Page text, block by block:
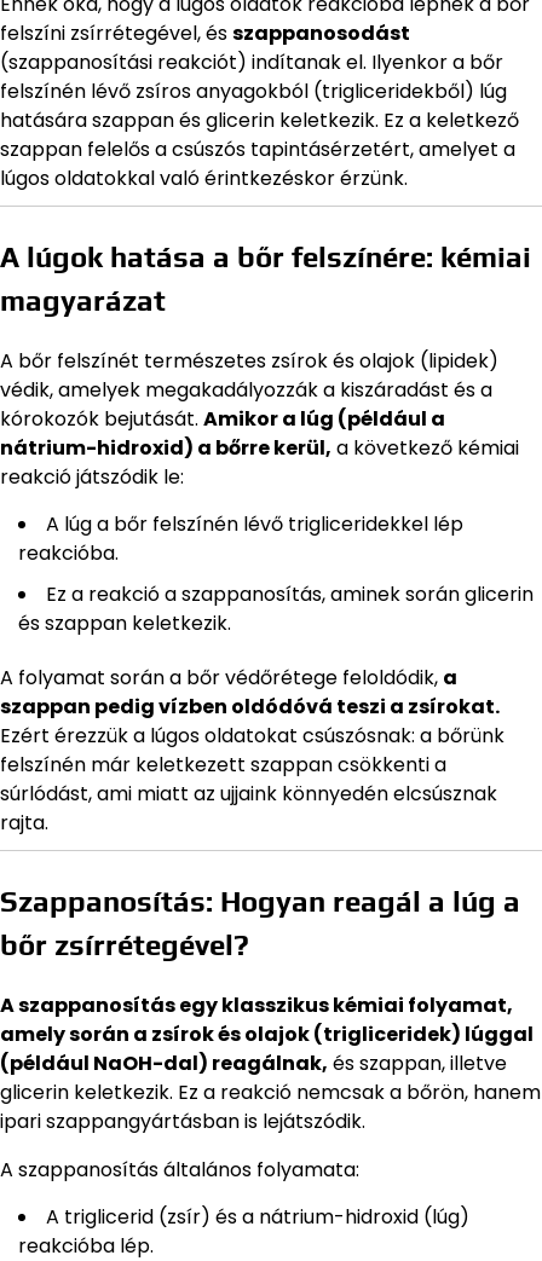
felszíni zsírrétegével, ésszappanosodást
(szappanosítási reakciót) indítanak el. Ilyenkor a bőr
felszínén lévő zsíros anyagokból (trigliceridekből) lúg
hatására szappan és glicerin keletkezik. Ez a keletkező
szappan felelős a csúszós tapintásérzetért, amelyet a
lúgos oldatokkal való érintkezéskor érzünk.
A lúgok hatása a bőr felszínére: kémiai
magyarázat
A bőr felszínét természetes zsírok és olajok (lipidek)
védik, amelyek megakadályozzák a kiszáradást és a
kórokozók bejutását. Amikor a lúg (például a
nátrium-hidroxid) a bőrre kerül, a következő kémiai
reakció játszódik le:
A lúg a bőr felszínén lévő trigliceridekkel lép
reakcióba.
Ez a reakció a szappanosítás, aminek során glicerin
és szappan keletkezik.
A folyamat során a bőr védőrétege feloldódik, a
szappan pedig vízben oldódóvá teszi a zsírokat.
Ezért érezzük a lúgos oldatokat csúszósnak: a bőrünk
felszínén már keletkezett szappan csökkenti a
súrlódást, ami miatt az ujjaink könnyedén elcsúsznak
rajta.
Szappanosítás: Hogyan reagál a lúg a
bőr zsírrétegével?
A szappanosítás egy klasszikus kémiai folyamat,
amely során a zsírok és olajok (trigliceridek) lúggal
(például NaOH-dal) reagálnak, és szappan, illetve
glicerin keletkezik. Ez a reakció nemcsak a bőrön, hanem
ipari szappangyártásban is lejátszódik.
A szappanosítás általános folyamata:
A triglicerid (zsír) és a nátrium-hidroxid (lúg)
reakcióba lép.